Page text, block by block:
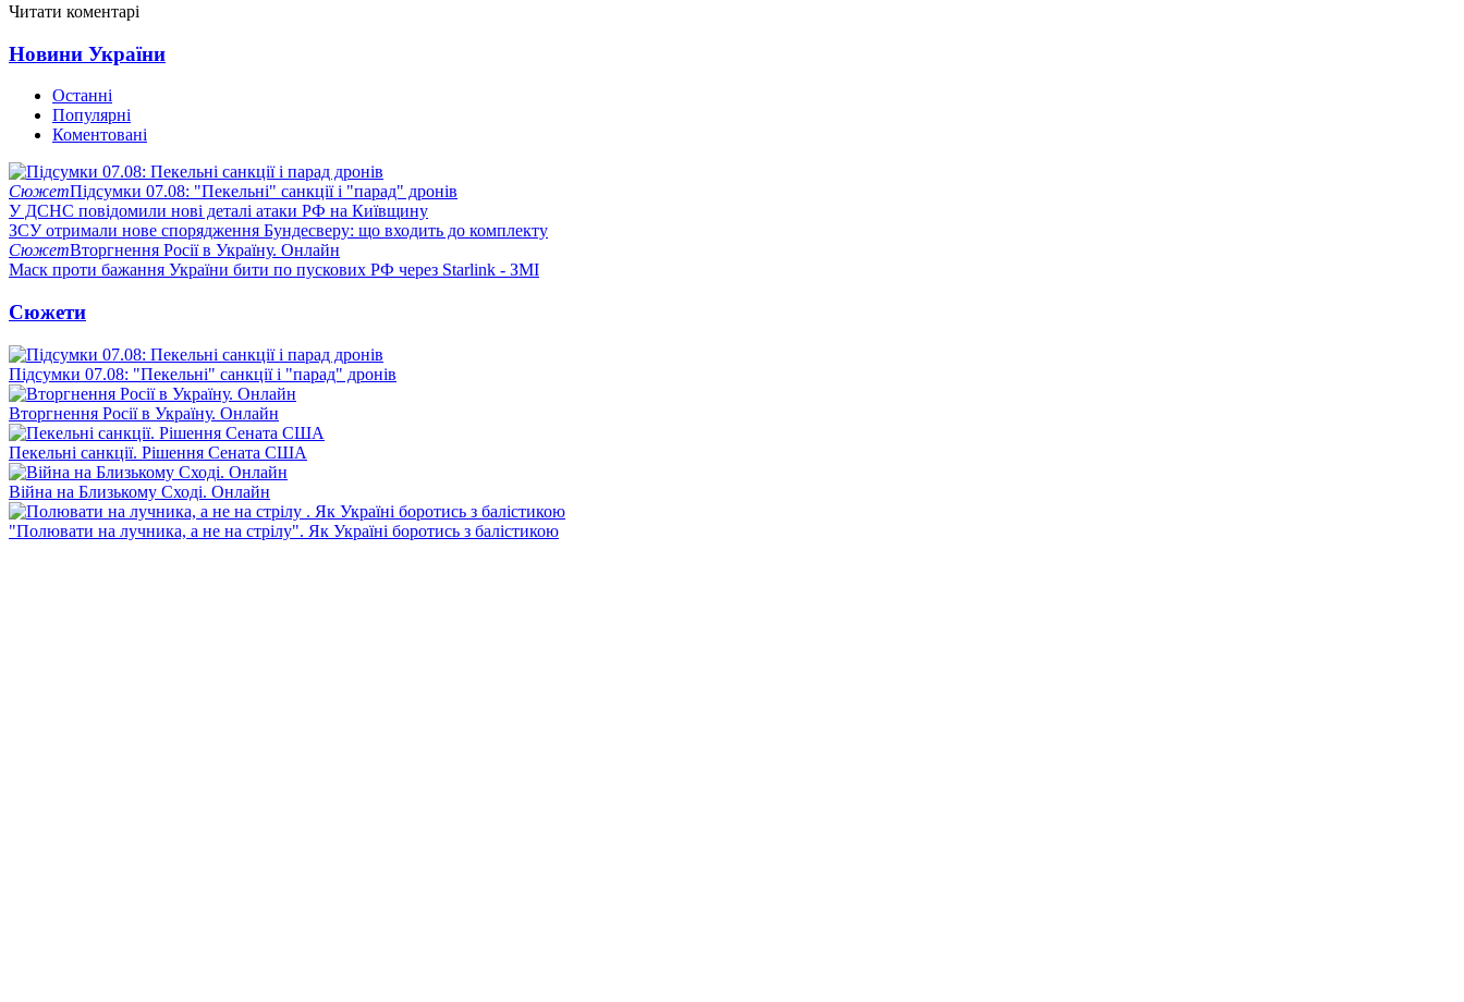
Читати коментарі
Новини України
Останні
Популярні
Коментовані
СюжетПідсумки 07.08: "Пекельні" санкції і "парад" дронів
У ДСНС повідомили нові деталі атаки РФ на Київщину
ЗСУ отримали нове спорядження Бундесверу: що входить до комплекту
СюжетВторгнення Росії в Україну. Онлайн
Маск проти бажання України бити по пускових РФ через Starlink - ЗМІ
Сюжети
Підсумки 07.08: "Пекельні" санкції і "парад" дронів
Вторгнення Росії в Україну. Онлайн
Пекельні санкції. Рішення Сената США
Війна на Близькому Сході. Онлайн
"Полювати на лучника, а не на стрілу". Як Україні боротись з балістикою